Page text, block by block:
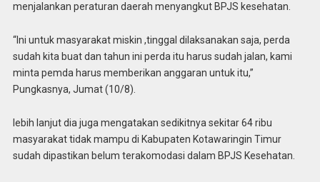
menjalankan peraturan daerah menyangkut BPJS kesehatan.
“Ini untuk masyarakat miskin ,tinggal dilaksanakan saja, perda
sudah kita buat dan tahun ini perda itu harus sudah jalan, kami
minta pemda harus memberikan anggaran untuk itu,”
Pungkasnya, Jumat (10/8).
lebih lanjut dia juga mengatakan sedikitnya sekitar 64 ribu
masyarakat tidak mampu di Kabupaten Kotawaringin Timur
sudah dipastikan belum terakomodasi dalam BPJS Kesehatan.